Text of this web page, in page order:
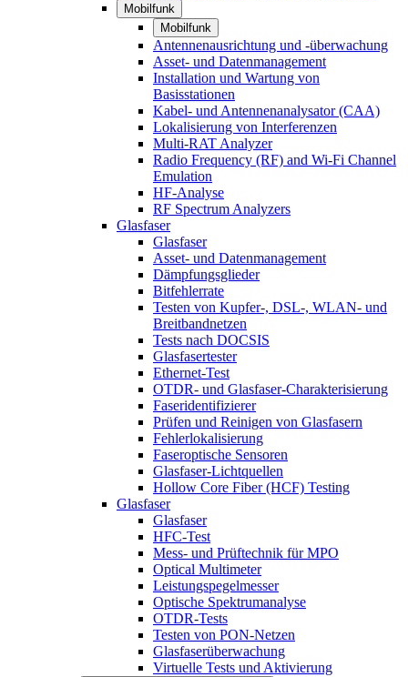
Mobilfunk
Mobilfunk
Antennenausrichtung und -überwachung
Asset- und Datenmanagement
Installation und Wartung von
Basisstationen
Kabel- und Antennenanalysator (CAA)
Lokalisierung von Interferenzen
Multi-RAT Analyzer
Radio Frequency (RF) and Wi-Fi Channel
Emulation
HF-Analyse
RF Spectrum Analyzers
Glasfaser
Glasfaser
Asset- und Datenmanagement
Dämpfungsglieder
Bitfehlerrate
Testen von Kupfer-, DSL-, WLAN- und
Breitbandnetzen
Tests nach DOCSIS
Glasfasertester
Ethernet-Test
OTDR- und Glasfaser-Charakterisierung
Faseridentifizierer
Prüfen und Reinigen von Glasfasern
Fehlerlokalisierung
Faseroptische Sensoren
Glasfaser-Lichtquellen
Hollow Core Fiber (HCF) Testing
Glasfaser
Glasfaser
HFC-Test
Mess- und Prüftechnik für MPO
Optical Multimeter
Leistungspegelmesser
Optische Spektrumanalyse
OTDR-Tests
Testen von PON-Netzen
Glasfaserüberwachung
Virtuelle Tests und Aktivierung